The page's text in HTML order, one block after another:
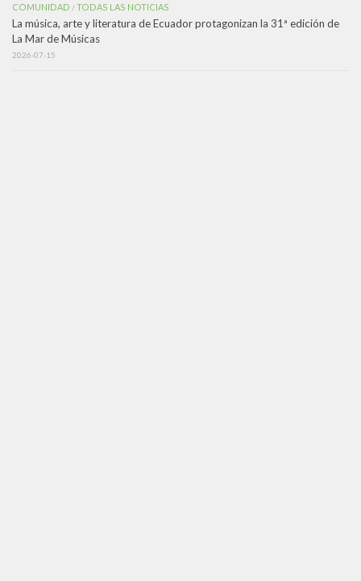
COMUNIDAD /TODAS LAS NOTICIAS
La música, arte y literatura de Ecuador protagonizan la 31ª edición de
La Mar de Músicas
2026-07-15